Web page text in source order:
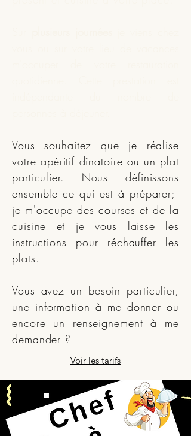
Vous souhaitez que je réalise
votre apéritif dînatoire ou un plat
particulier. Nous définissons
ensemble ce qui est à préparer;
je m'occupe des courses et de la
cuisine et je vous laisse les
instructions pour réchauffer les
plats.
Vous avez un besoin particulier,
une information à me donner ou
encore un renseignement à me
demander ?
Voir les tarifs